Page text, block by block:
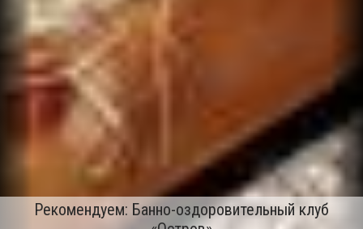
Рекомендуем: Банно-оздоровительный клуб